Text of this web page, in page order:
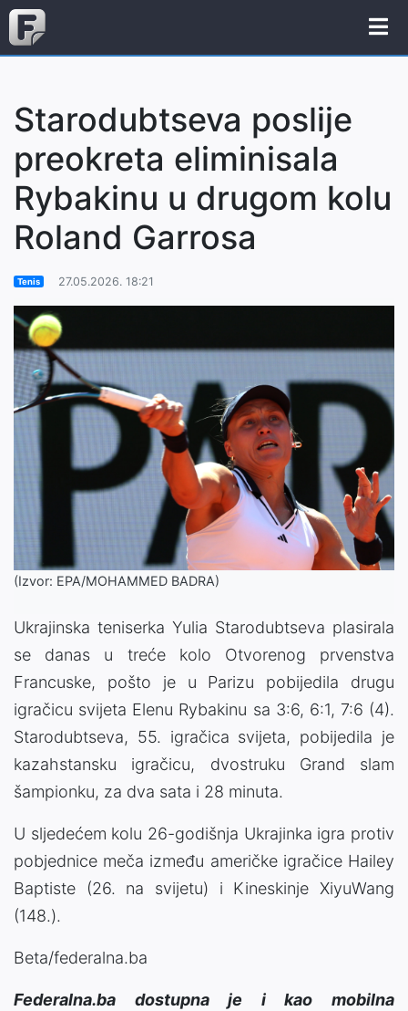
Starodubtseva poslije
preokreta eliminisala
Rybakinu u drugom kolu
Roland Garrosa
Tenis 27.05.2026. 18:21
(Izvor: EPA/MOHAMMED BADRA)
Ukrajinska teniserka Yulia Starodubtseva plasirala
se danas u treće kolo Otvorenog prvenstva
Francuske, pošto je u Parizu pobijedila drugu
igračicu svijeta Elenu Rybakinu sa 3:6, 6:1, 7:6 (4).
Starodubtseva, 55. igračica svijeta, pobijedila je
kazahstansku igračicu, dvostruku Grand slam
šampionku, za dva sata i 28 minuta.
U sljedećem kolu 26-godišnja Ukrajinka igra protiv
pobjednice meča između američke igračice Hailey
Baptiste (26. na svijetu) i Kineskinje XiyuWang
(148.).
Beta/federalna.ba
Federalna.ba dostupna je i kao mobilna